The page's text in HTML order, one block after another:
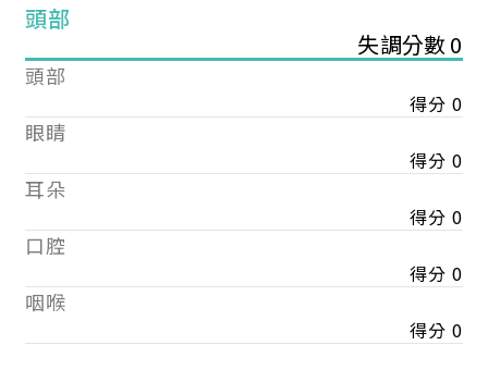
頭部
失調分數 0
頭部
得分 0
眼睛
得分 0
耳朵
得分 0
口腔
得分 0
咽喉
得分 0